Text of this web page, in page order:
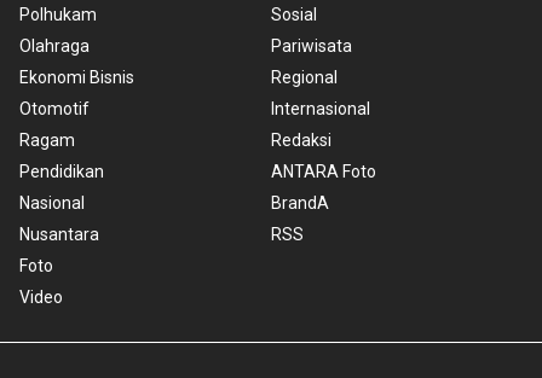
Polhukam
Olahraga
Ekonomi Bisnis
Otomotif
Ragam
Pendidikan
Nasional
Nusantara
Foto
Video
Sosial
Pariwisata
Regional
Internasional
Redaksi
ANTARA Foto
BrandA
RSS